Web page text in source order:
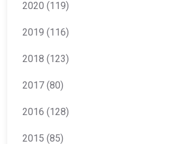
2020 (119)
2019 (116)
2018 (123)
2017 (80)
2016 (128)
2015 (85)